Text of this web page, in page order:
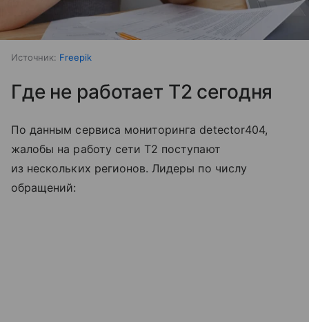
Источник: Freepik
Где не работает T2 сегодня
По данным сервиса мониторинга detector404,
жалобы на работу сети T2 поступают
из нескольких регионов. Лидеры по числу
обращений: